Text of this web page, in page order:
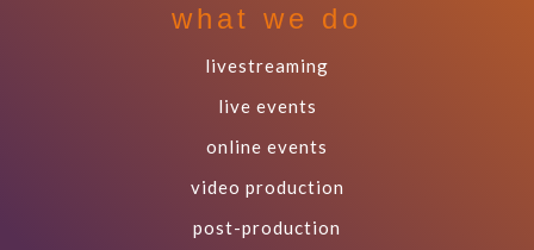
what we do
livestreaming
live events
online events
video production
post-production